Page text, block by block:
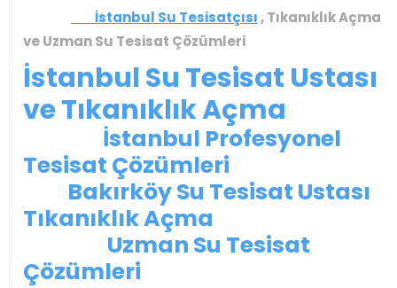
İstanbul Su Tesisatçısı , Tıkanıklık Açma
ve Uzman Su Tesisat Çözümleri
İstanbul Su Tesisat Ustası
ve Tıkanıklık Açma
İstanbul Profesyonel
Tesisat Çözümleri
Bakırköy Su Tesisat Ustası
Tıkanıklık Açma
Uzman Su Tesisat
Çözümleri